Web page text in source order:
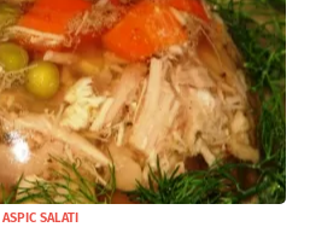
ASPIC SALATI